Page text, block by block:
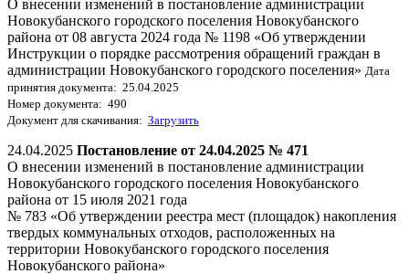
О внесении изменений в постановление администрации
Новокубанского городского поселения Новокубанского
района от 08 августа 2024 года № 1198 «Об утверждении
Инструкции о порядке рассмотрения обращений граждан в
администрации Новокубанского городского поселения» Дата
принятия документа: 25.04.2025
Номер документа: 490
Документ для скачивания: Загрузить
24.04.2025 Постановление от 24.04.2025 № 471
О внесении изменений в постановление администрации
Новокубанского городского поселения Новокубанского
района от 15 июля 2021 года
№ 783 «Об утверждении реестра мест (площадок) накопления
твердых коммунальных отходов, расположенных на
территории Новокубанского городского поселения
Новокубанского района»